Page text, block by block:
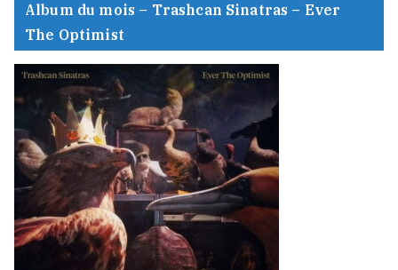
Album du mois – Trashcan Sinatras – Ever
The Optimist